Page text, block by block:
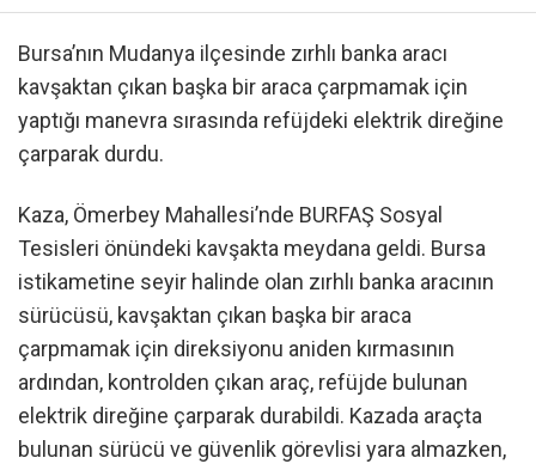
Bursa’nın Mudanya ilçesinde zırhlı banka aracı
kavşaktan çıkan başka bir araca çarpmamak için
yaptığı manevra sırasında refüjdeki elektrik direğine
çarparak durdu.
Kaza, Ömerbey Mahallesi’nde BURFAŞ Sosyal
Tesisleri önündeki kavşakta meydana geldi. Bursa
istikametine seyir halinde olan zırhlı banka aracının
sürücüsü, kavşaktan çıkan başka bir araca
çarpmamak için direksiyonu aniden kırmasının
ardından, kontrolden çıkan araç, refüjde bulunan
elektrik direğine çarparak durabildi. Kazada araçta
bulunan sürücü ve güvenlik görevlisi yara almazken,